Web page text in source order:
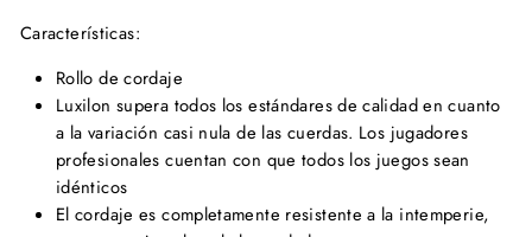
Características:
Rollo de cordaje
Luxilon supera todos los estándares de calidad en cuanto
a la variación casi nula de las cuerdas. Los jugadores
profesionales cuentan con que todos los juegos sean
idénticos
El cordaje es completamente resistente a la intemperie,